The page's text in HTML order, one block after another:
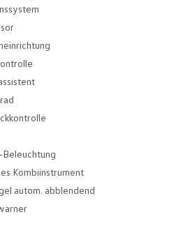
Kombiinstrument
autom. abblendend